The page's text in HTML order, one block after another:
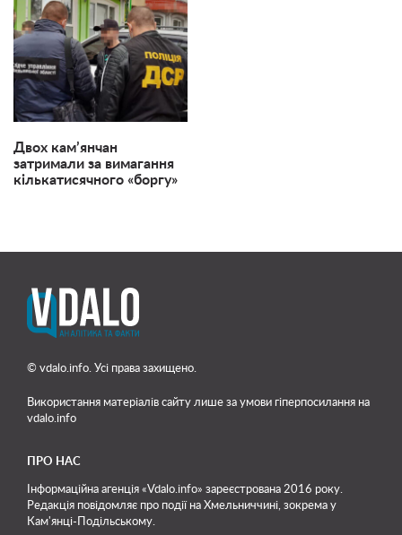
Двох кам’янчан
затримали за вимагання
кількатисячного «боргу»
© vdalo.info. Усі права захищено.
Використання матеріалів сайту лише за умови гіперпосилання на
vdalo.info
ПРО НАС
Інформаційна агенція «Vdalo.info» зареєстрована 2016 року.
Редакція повідомляє про події на Хмельниччині, зокрема у
Кам'янці-Подільському.